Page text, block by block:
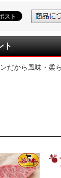
ト
だから風味・柔